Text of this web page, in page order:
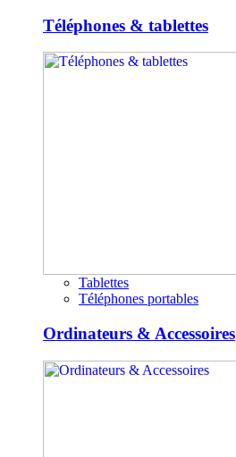
Téléphones & tablettes
Tablettes
Téléphones portables
Ordinateurs & Accessoires